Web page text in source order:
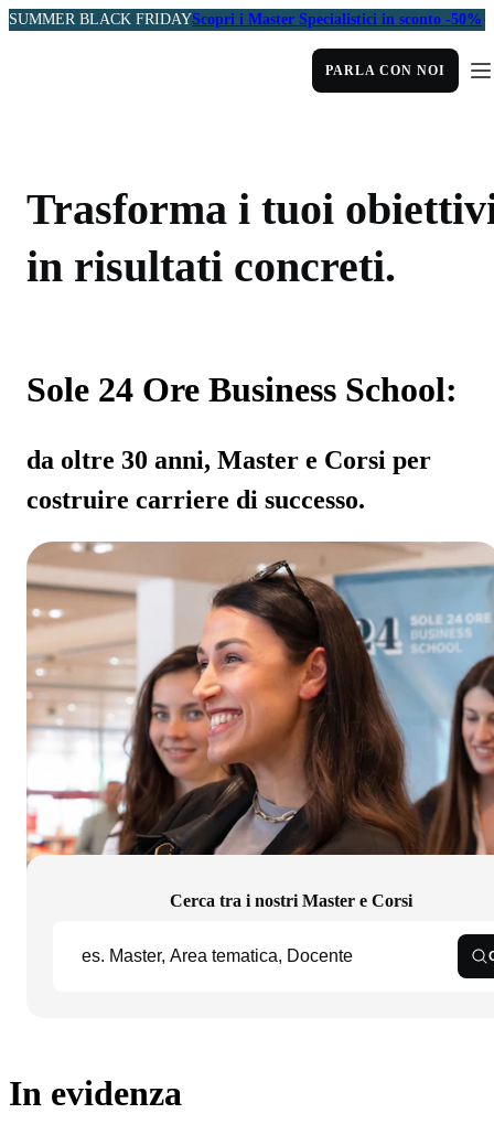
SUMMER BLACK FRIDAYScopri i Master Specialistici in sconto -50%
PARLA CON NOI
Trasforma i tuoi
in risultati concreti.
Sole 24 Ore Business School:
da oltre 30 anni, Master e Corsi per
costruire carriere di successo.
Cerca tra i nostri Master e Corsi
In evidenza